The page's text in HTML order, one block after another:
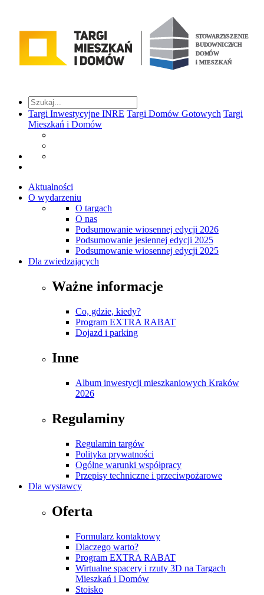
Targi Inwestycyjne INRE Targi Domów Gotowych Targi
Mieszkań i Domów
Aktualności
O wydarzeniu
O targach
O nas
Podsumowanie wiosennej edycji 2026
Podsumowanie jesiennej edycji 2025
Podsumowanie wiosennej edycji 2025
Dla zwiedzających
Ważne informacje
Co, gdzie, kiedy?
Program EXTRA RABAT
Dojazd i parking
Inne
Album inwestycji mieszkaniowych Kraków
2026
Regulaminy
Regulamin targów
Polityka prywatności
Ogólne warunki współpracy
Przepisy techniczne i przeciwpożarowe
Dla wystawcy
Oferta
Formularz kontaktowy
Dlaczego warto?
Program EXTRA RABAT
Wirtualne spacery i rzuty 3D na Targach
Mieszkań i Domów
Stoisko